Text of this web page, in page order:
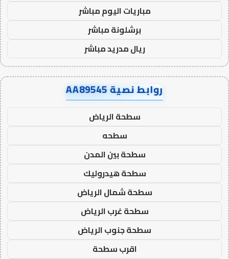
مباريات اليوم مباشر
برشلونة مباشر
ريال مدريد مباشر
روابط نصية AA89545
سطحة الرياض
سطحه
سطحة بين المدن
سطحة هيدروليك
سطحة شمال الرياض
سطحة غرب الرياض
سطحة جنوب الرياض
اقرب سطحة